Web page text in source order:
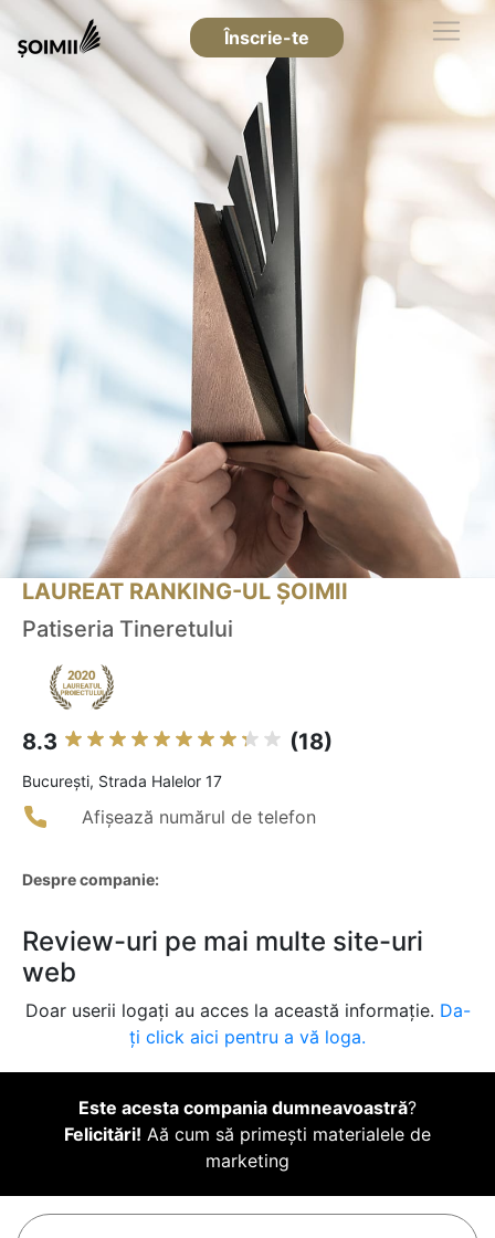
Înscrie-te
LAUREAT RANKING-UL ȘOIMII
Patiseria Tineretului
8.3 (18)
Bucureşti, Strada Halelor 17
Afișează numărul de telefon
Despre companie:
Review-uri pe mai multe site-uri
web
Doar userii logați au acces la această informație. Da-
ți click aici pentru a vă loga.
Este acesta compania dumneavoastră?
Felicitări! Aă cum să primești materialele de
marketing